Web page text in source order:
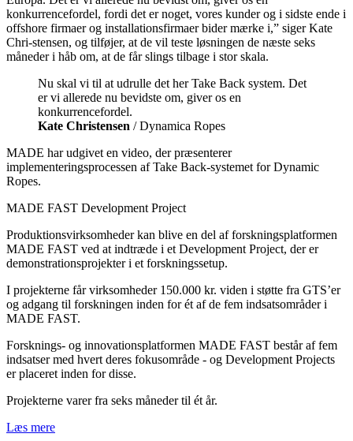
konkurrencefordel, fordi det er noget, vores kunder og i sidste ende i
offshore firmaer og installationsfirmaer bider mærke i,” siger Kate
Chri-stensen, og tilføjer, at de vil teste løsningen de næste seks
måneder i håb om, at de får slings tilbage i stor skala.
Nu skal vi til at udrulle det her Take Back system. Det
er vi allerede nu bevidste om, giver os en
konkurrencefordel.
Kate Christensen / Dynamica Ropes
MADE har udgivet en video, der præsenterer
implementeringsprocessen af Take Back-systemet for Dynamic
Ropes.
MADE FAST Development Project
Produktionsvirksomheder kan blive en del af forskningsplatformen
MADE FAST ved at indtræde i et Development Project, der er
demonstrationsprojekter i et forskningssetup.
I projekterne får virksomheder 150.000 kr. viden i støtte fra GTS’er
og adgang til forskningen inden for ét af de fem indsatsområder i
MADE FAST.
Forsknings- og innovationsplatformen MADE FAST består af fem
indsatser med hvert deres fokusområde - og Development Projects
er placeret inden for disse.
Projekterne varer fra seks måneder til ét år.
Læs mere